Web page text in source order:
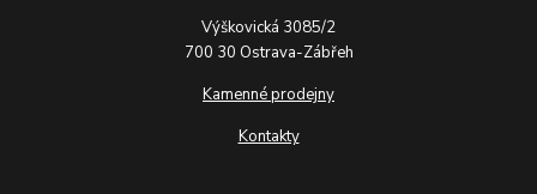
Výškovická 3085/2
700 30 Ostrava-Zábřeh
Kamenné prodejny
Kontakty